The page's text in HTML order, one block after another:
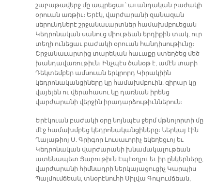
շաբաթավերջ մը ապրեցաւ՝ աւանդական բաժակի
օրուան առթիւ։ Երէկ, վարժարանի զանազան
սերունդներէ շրջանաւարտներ համախմբուեցան
Կեդրոնական սանուց միութեան երդիքին տակ, ուր
տեղի ունեցաւ բաժակի օրուան հանդիսութիւնը։
Շրջանաւարտից տարեկան հաւաքը ստեղծեց մեծ
խանդավառութիւն։ Ինչպէս ծանօթ է, ամէն տարի
Դեկտեմբեր ամսուան երկրորդ Կիրակիին
կեդրոնականցիները կը համախմբուին, զիրար կը
վայելեն ու վերահասու կը դառնան իրենց
վարժարանի վերջին իրադարձութիւններուն։
Երէկուան բաժակի օրը նոյնպէս ջերմ մթնոլորտի մը
մէջ համախմբեց կեդրոնականցիները։ Ներկայ էին
Ղալաթիոյ Ս. Գրիգոր Լուսաւորիչ եկեղեցւոյ եւ
Կեդրոնական վարժարանի խնամակալութեան
ատենապետ Յարութիւն Էպէօղլու եւ իր ընկերները,
վարժարանի հիմնադրի ներկայացուցիչ Կարպիս
Պալմումճեան, տնօրէնուհի Սիլվա Գույումճեան,